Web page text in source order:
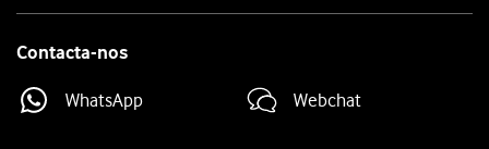
Contacta-nos
WhatsApp Webchat